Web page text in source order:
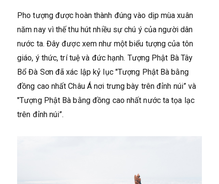
Pho tượng được hoàn thành đúng vào dịp mùa xuân
năm nay vì thế thu hút nhiều sự chú ý của người dân
nước ta. Đây được xem như một biểu tượng của tôn
giáo, ý thức, trí tuệ và đức hạnh. Tượng Phật Bà Tây
Bổ Đà Sơn đã xác lập kỷ lục "Tượng Phật Bà bằng
đồng cao nhất Châu Á nơi trưng bày trên đỉnh núi” và
"Tượng Phật Bà bằng đồng cao nhất nước ta tọa lạc
trên đỉnh núi”.